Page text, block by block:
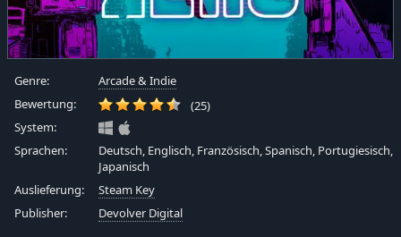
Genre:
Arcade & Indie
Bewertung:
(25)
System:
Sprachen:
Deutsch, Englisch, Französisch, Spanisch, Portugiesisch,
Japanisch
Auslieferung:
Steam Key
Publisher:
Devolver Digital